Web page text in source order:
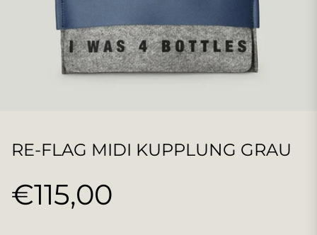
RE-FLAG MIDI KUPPLUNG GRAU
Normaler
€115,00